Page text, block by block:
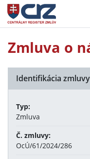
Zmluva o
Identifikácia zmluvy
Typ:
Zmluva
Č. zmluvy:
OcÚ/61/2024/286